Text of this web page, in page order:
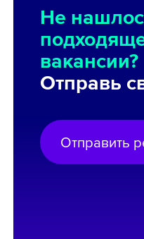
Не
вакансии?
Отправь
Отправить